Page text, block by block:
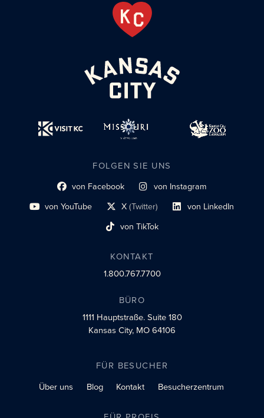
FOLGEN SIE UNS
Link zum sozialen Profil
von Facebook Link zum sozialen Profil
von Instagram
Link zum sozialen Profil
von YouTube X(Twitter)
Social-Profil-Link Link zum sozialen Profil
von LinkedIn
Link zum sozialen Profil
von TikTok
KONTAKT
1.800.767.7700
BÜRO
1111 Hauptstraße.Suite 180
Kansas City, MO 64106
FÜR BESUCHER
Über uns
Blog Kontakt Besucherzentrum